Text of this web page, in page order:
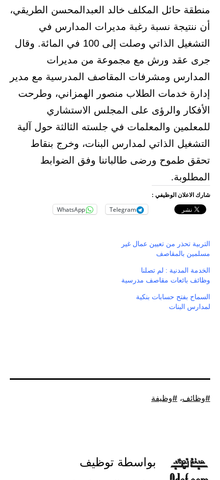
منطقة حائل المكلف خالد العبدالمحسن الطريقي،
أن ننتيجة نسبة رغبة مديرات المدارس في
التشغيل الذاتي وصلت إلى 100 في المائة. وقال
جرى عقد ورش مع مجموعة من مديرات
المدارس ومشرفات المقاصف المدرسية مع مدير
إدارة خدمات الطلاب منصور الهمزاني، وطرحت
الأفكار والرؤى على المجلس الاستشاري
للمعلمين والمعلمات في جلسته الثالثة حول آلية
التشغيل الذاتي لمدارس البنات، وخرج بنقاط
تحقق طموح ورضى طالباتنا وفق الضوابط
المطلوبة.
شارك الاعلان الوظيفي :
Telegram
WhatsApp
التربية تحذر من تعيين عمال غير
مسلمين بالمقاصف
الخدمة المدنية : لم تصلنا
وظائف بائعات مقاصف مدرسية
السماح بفتح حسابات بنكية
لمدارس البنات
موسوم
وظائف، وظيفة
بواسطة توظيف